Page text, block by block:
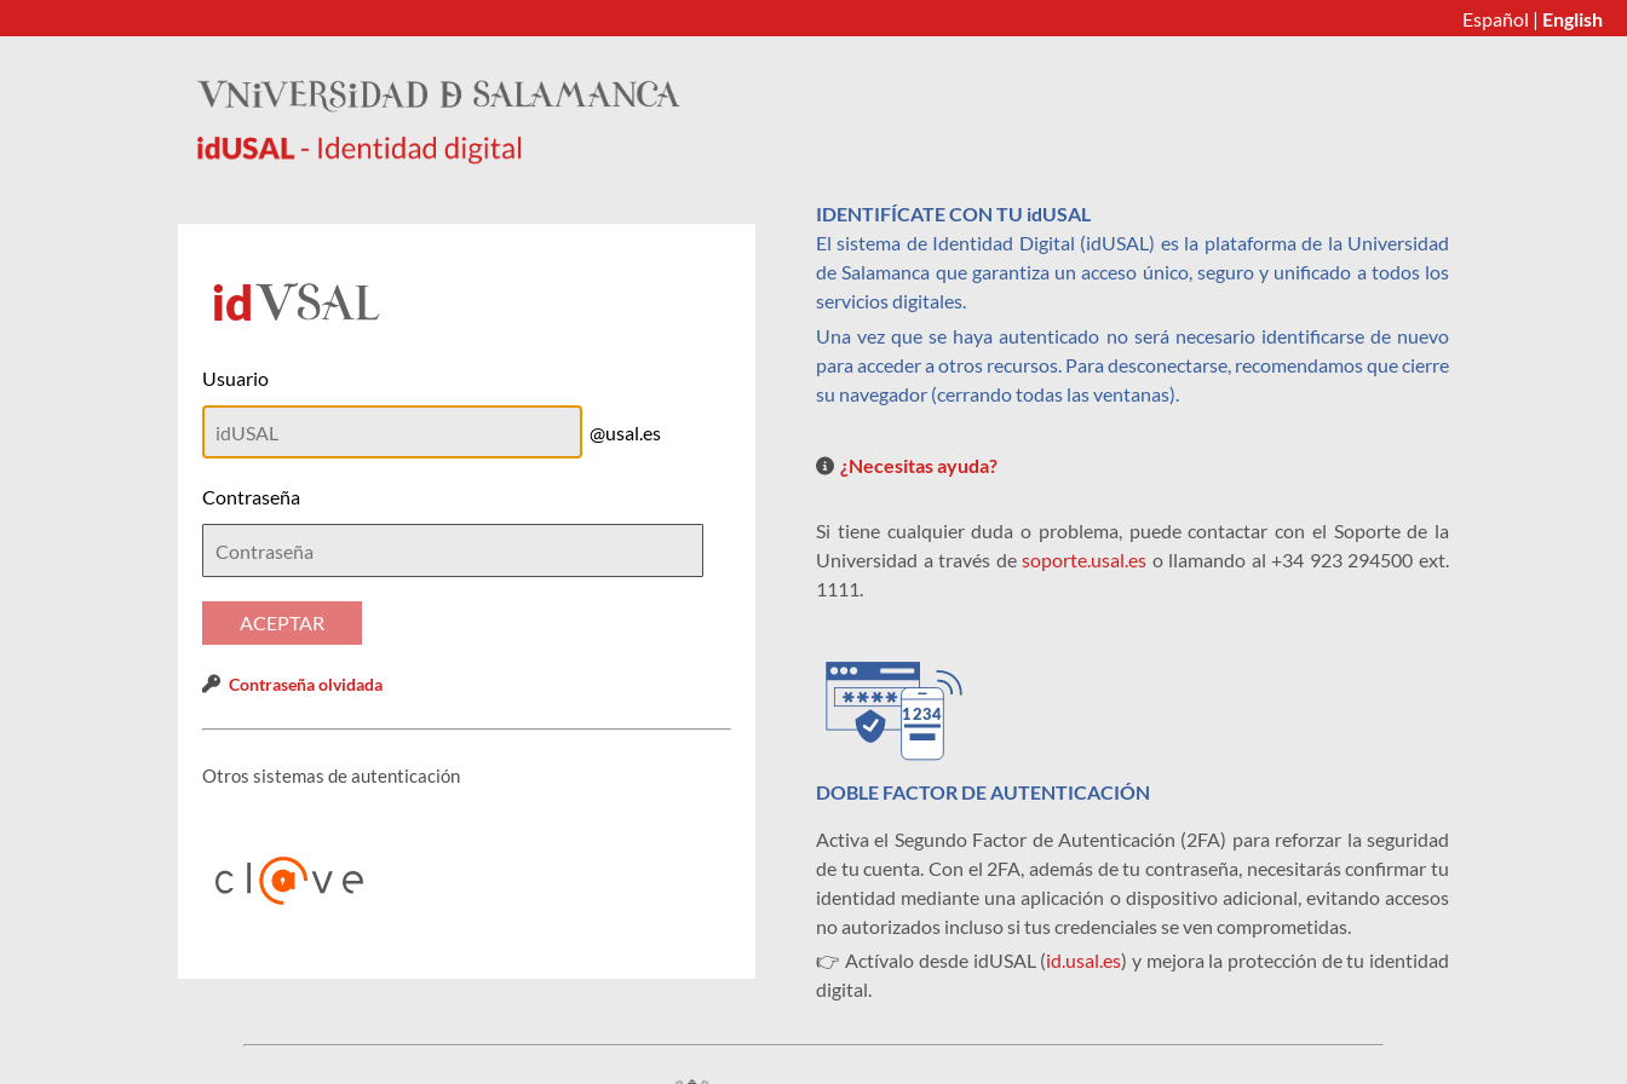
Español | English
Usuario
@usal.es
Contraseña
Contraseña olvidada
Otros sistemas de autenticación
IDENTIFÍCATE CON TU idUSAL
El sistema de Identidad Digital (idUSAL) es la plataforma de la Universidad
de Salamanca que garantiza un acceso único, seguro y unificado a todos los
servicios digitales.
Una vez que se haya autenticado no será necesario identificarse de nuevo
para acceder a otros recursos. Para desconectarse, recomendamos que cierre
su navegador (cerrando todas las ventanas).
¿Necesitas ayuda?
Si tiene cualquier duda o problema, puede contactar con el Soporte de la
Universidad a través de soporte.usal.es o llamando al +34 923 294500 ext.
1111.
DOBLE FACTOR DE AUTENTICACIÓN
Activa el Segundo Factor de Autenticación (2FA) para reforzar la seguridad
de tu cuenta. Con el 2FA, además de tu contraseña, necesitarás confirmar tu
identidad mediante una aplicación o dispositivo adicional, evitando accesos
no autorizados incluso si tus credenciales se ven comprometidas.
👉 Actívalo desde idUSAL (id.usal.es) y mejora la protección de tu identidad
digital.